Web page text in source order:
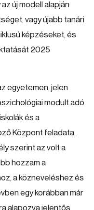
új modell alapján
vagy újabb tanári
képzéseket, és
2025
egyetemen, jelen
modult adó
és a
Központ feladata,
szerint az volt a
hozzam a
a közneveléshez és
egy korábban már
alapozva jelentős